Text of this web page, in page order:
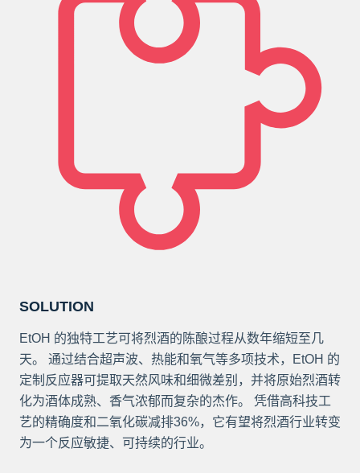
SOLUTION
EtOH 的独特工艺可将烈酒的陈酿过程从数年缩短至几
天。 通过结合超声波、热能和氧气等多项技术，EtOH 的
定制反应器可提取天然风味和细微差别，并将原始烈酒转
化为酒体成熟、香气浓郁而复杂的杰作。 凭借高科技工
艺的精确度和二氧化碳减排36%，它有望将烈酒行业转变
为一个反应敏捷、可持续的行业。